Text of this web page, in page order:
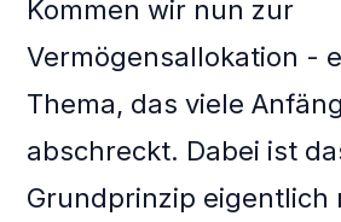
Kommen wir nun zur
Vermögensallokation -
Thema, das viele
abschreckt. Dabei ist
Grundprinzip eigentlich